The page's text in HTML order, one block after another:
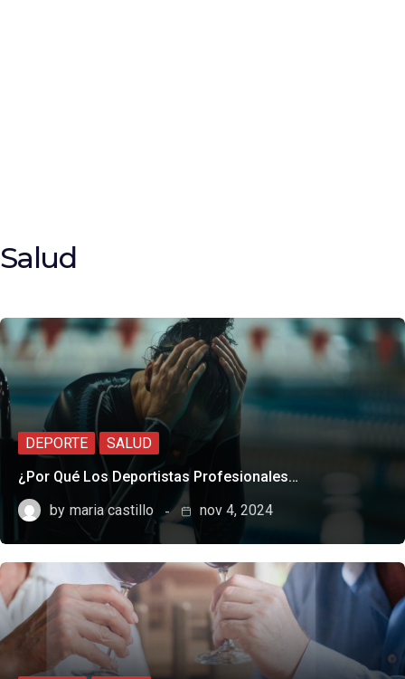
Salud
DEPORTE
SALUD
¿Por Qué Los Deportistas Profesionales…
by maria castillo nov 4, 2024